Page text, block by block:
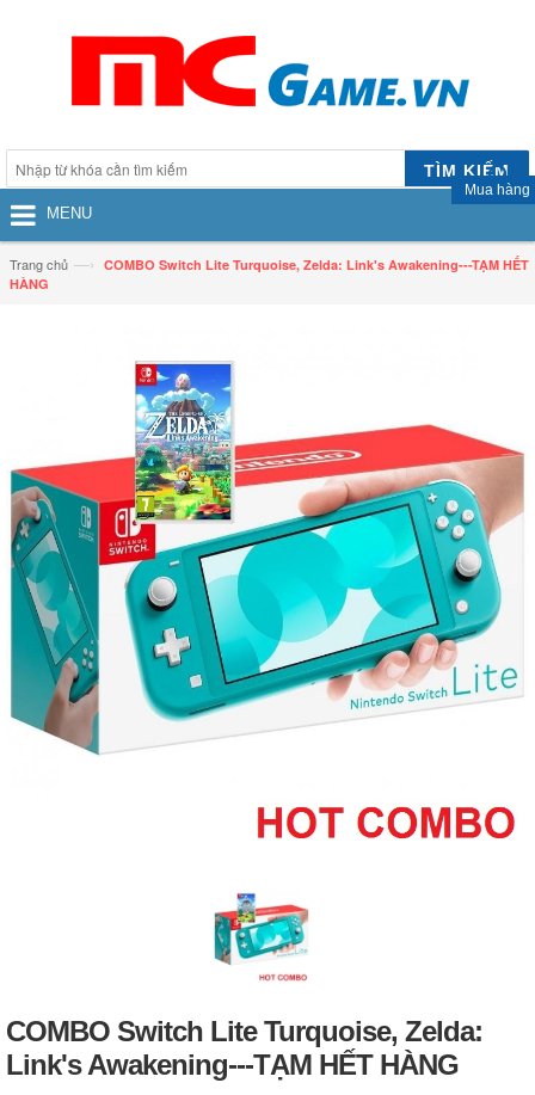
TÌM KIẾM
Mua hàng
MENU
Trang chủ —› COMBO Switch Lite Turquoise, Zelda: Link's Awakening---TẠM HẾT
HÀNG
COMBO Switch Lite Turquoise, Zelda:
Link's Awakening---TẠM HẾT HÀNG